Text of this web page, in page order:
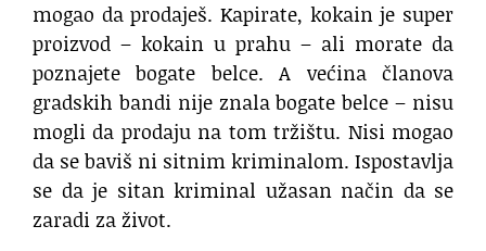
mogao da prodaješ. Kapirate, kokain je super
proizvod – kokain u prahu – ali morate da
poznajete bogate belce. A većina članova
gradskih bandi nije znala bogate belce – nisu
mogli da prodaju na tom tržištu. Nisi mogao
da se baviš ni sitnim kriminalom. Ispostavlja
se da je sitan kriminal užasan način da se
zaradi za život.